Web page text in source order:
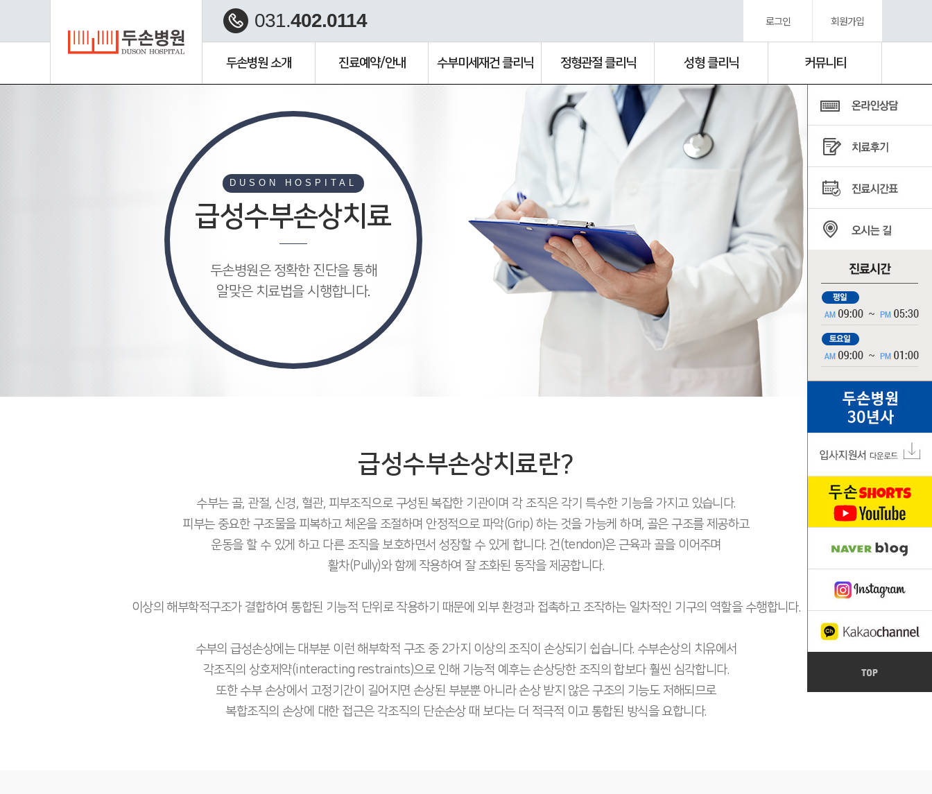
031.402.0114 로그인 회원가입
두손병원 소개 진료예약/안내 수부미세재건 클리닉 정형관절 클리닉 성형 클리닉 커뮤니티
DUSON HOSPITAL
급성수부손상치료
두손병원은 정확한 진단을 통해
알맞은 치료법을 시행합니다.
급성수부손상치료란?
수부는 골, 관절, 신경, 혈관, 피부조직으로 구성된 복잡한 기관이며 각 조직은 각기 특수한 기능을 가지고 있습니다.
피부는 중요한 구조물을 피복하고 체온을 조절하며 안정적으로 파악(Grip) 하는 것을 가능케 하며, 골은 구조를 제공하고
운동을 할 수 있게 하고 다른 조직을 보호하면서 성장할 수 있게 합니다. 건(tendon)은 근육과 골을 이어주며
활차(Pully)와 함께 작용하여 잘 조화된 동작을 제공합니다.
이상의 해부학적구조가 결합하여 통합된 기능적 단위로 작용하기 때문에 외부 환경과 접촉하고 조작하는 일차적인 기구의 역할을 수행합니다.
수부의 급성손상에는 대부분 이런 해부학적 구조 중 2가지 이상의 조직이 손상되기 쉽습니다. 수부손상의 치유에서
각조직의 상호제약(interacting restraints)으로 인해 기능적 예후는 손상당한 조직의 합보다 훨씬 심각합니다.
또한 수부 손상에서 고정기간이 길어지면 손상된 부분뿐 아니라 손상 받지 않은 구조의 기능도 저해되므로
복합조직의 손상에 대한 접근은 각조직의 단순손상 때 보다는 더 적극적 이고 통합된 방식을 요합니다.